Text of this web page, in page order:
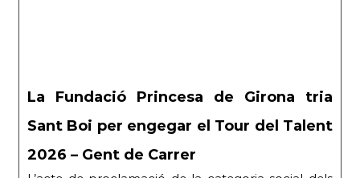
La Fundació Princesa de Girona tria
Sant Boi per engegar el Tour del Talent
2026 – Gent de Carrer